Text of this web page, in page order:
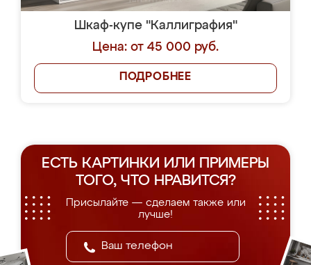
Шкаф-купе "Каллиграфия"
Цена: от 45 000 руб.
ПОДРОБНЕЕ
ЕСТЬ КАРТИНКИ ИЛИ ПРИМЕРЫ
ТОГО, ЧТО НРАВИТСЯ?
Присылайте — сделаем также или
лучше!